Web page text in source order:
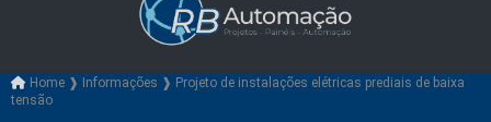
Home ❱ Informações ❱ Projeto de instalações elétricas prediais de baixa
tensão